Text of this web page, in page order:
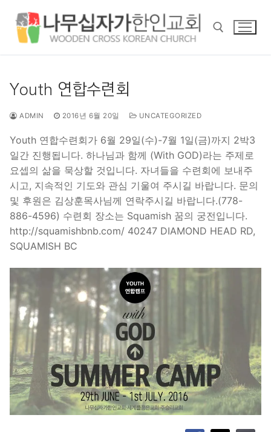
Youth 연합수련회
ADMIN 2016년 6월 20일 UNCATEGORIZED
Youth 연합수련회가 6월 29일(수)-7월 1일(금)까지 2박3
일간 진행됩니다. 하나님과 함께 (With GOD)라는 주제로
요셉의 삶을 묵상할 것입니다. 자녀들을 수련회에 보내주
시고, 지속적인 기도와 관심 기울여 주시길 바랍니다. 문의
및 후원은 김상훈목사님께 연락주시길 바랍니다.(778-
886-4596) 수련회 장소는 Squamish 꿈의 궁전입니다.
http://squamishbnb.com/ 40247 DIAMOND HEAD RD,
SQUAMISH BC